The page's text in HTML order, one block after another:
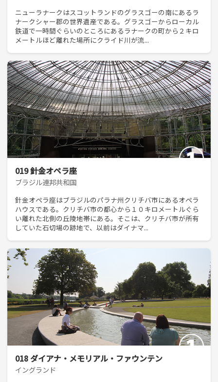
ニューラナークはスコットランドのグラスゴーの南にあるラ
ナークシャー郡の世界遺産である。グラスゴーからローカル
鉄道で一時間ぐらいのところにあるラナークの町から２キロ
メートルほど離れた場所にクライド川が流...
019 針金オペラ座
ブラジル連邦共和国
針金オペラ座はブラジルのパラナ州クリチバ市にあるオペラ
ハウスである。クリチバ市の都心から１０キロメートルぐら
い離れた北側の丘陵地帯にある。そこは、クリチバ市が所有
していた石切場の跡地で、以前はダイナマ...
018 ダイアナ・メモリアル・ファウンテン
イングランド